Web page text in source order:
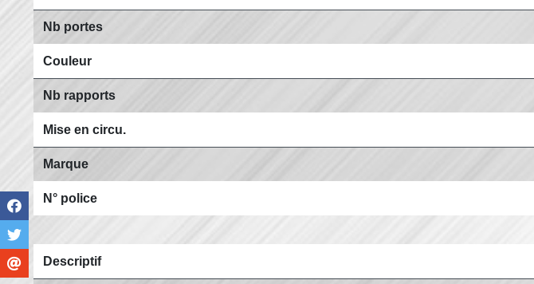
Nb portes
Couleur
Nb rapports
Mise en circu.
Marque
N° police
Descriptif